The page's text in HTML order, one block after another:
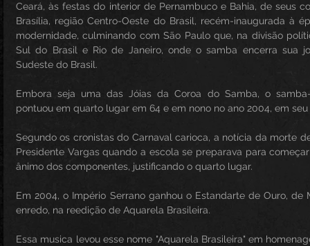
Ceará, às festas do interior de Pernambuco e Bahia, de seus
Brasília, região Centro-Oeste do Brasil, recém-inaugurada à
modernidade, culminando com São Paulo que, na divisão
Sul do Brasil e Rio de Janeiro, onde o samba encerra sua
Sudeste do Brasil.
Embora seja uma das Jóias da Coroa do Samba, o
pontuou em quarto lugar em 64 e em nono no ano 2004, em
Segundo os cronistas do Carnaval carioca, a notícia da morte
Presidente Vargas quando a escola se preparava para
ânimo dos componentes, justificando o quarto lugar.
Em 2004, o Império Serrano ganhou o Estandarte de Ouro,
enredo, na reedição de Aquarela Brasileira.
Essa musica levou esse nome "Aquarela Brasileira" em